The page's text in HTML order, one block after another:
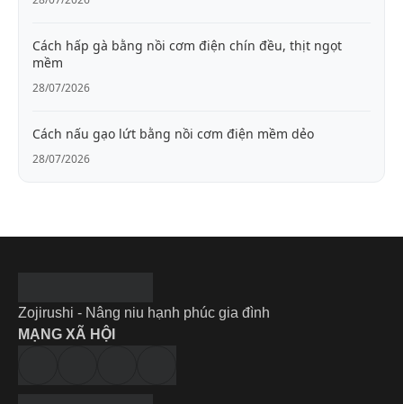
Cách hấp gà bằng nồi cơm điện chín đều, thịt ngọt
mềm
28/07/2026
Cách nấu gạo lứt bằng nồi cơm điện mềm dẻo
28/07/2026
Zojirushi - Nâng niu hạnh phúc gia đình
MẠNG XÃ HỘI